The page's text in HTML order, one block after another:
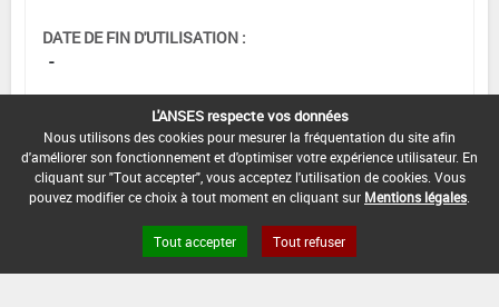
DATE DE FIN D'UTILISATION :
-
L'ANSES respecte vos données
Nous utilisons des cookies pour mesurer la fréquentation du site afin
d'améliorer son fonctionnement et d'optimiser votre expérience utilisateur. En
cliquant sur "Tout accepter", vous acceptez l'utilisation de cookies. Vous
pouvez modifier ce choix à tout moment en cliquant sur Mentions légales
Tout accepter Tout refuser